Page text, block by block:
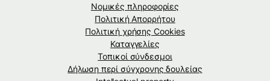
Νομικές πληροφορίες
Πολιτική Απορρήτου
Πολιτική χρήσης Cookies
Καταγγελίες
Τοπικοί σύνδεσμοι
Δήλωση περί σύγχρονης δουλείας